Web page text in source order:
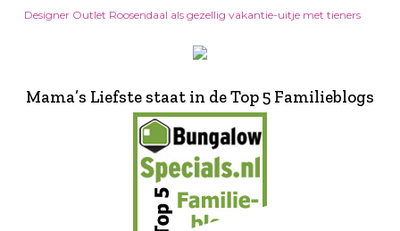
Designer Outlet Roosendaal als gezellig vakantie-uitje met tieners
Mama’s Liefste staat in de Top 5 Familieblogs